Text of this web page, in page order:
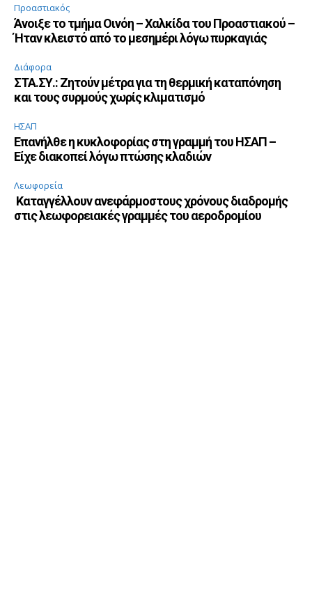
Προαστιακός
Άνοιξε το τμήμα Οινόη – Χαλκίδα του Προαστιακού –
Ήταν κλειστό από το μεσημέρι λόγω πυρκαγιάς
Διάφορα
ΣΤΑ.ΣΥ.: Ζητούν μέτρα για τη θερμική καταπόνηση
και τους συρμούς χωρίς κλιματισμό
ΗΣΑΠ
Επανήλθε η κυκλοφορίας στη γραμμή του ΗΣΑΠ –
Είχε διακοπεί λόγω πτώσης κλαδιών
Λεωφορεία
Καταγγέλλουν ανεφάρμοστους χρόνους διαδρομής
στις λεωφορειακές γραμμές του αεροδρομίου